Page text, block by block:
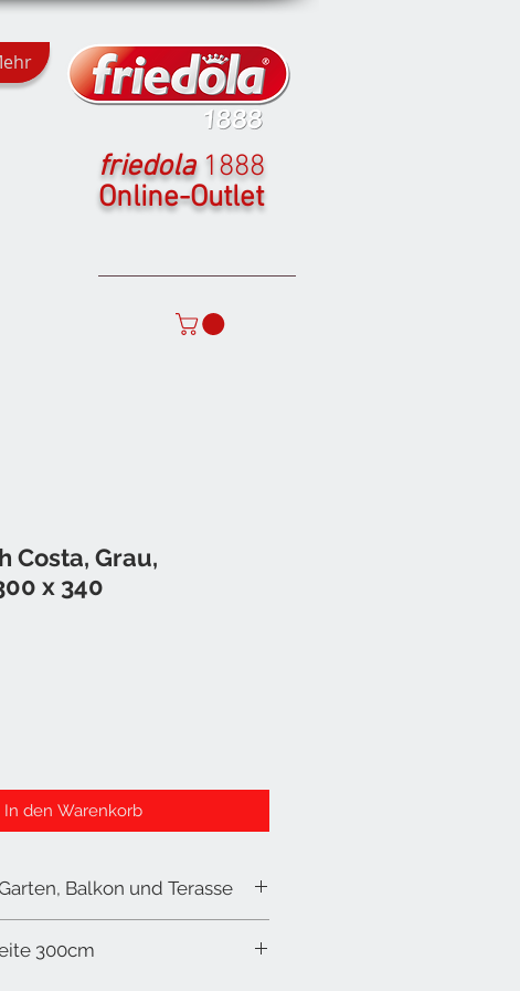
friedola 1888
Online-Outlet
Costa, Grau,
x 340
In den Warenkorb
Balkon und Terasse
300cm